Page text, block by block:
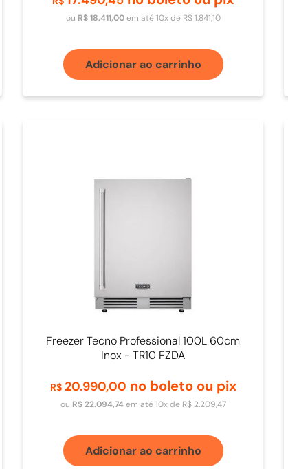
ou R$ 18.411,00em até10x de R$ 1.841,10
Adicionar ao carrinho
Freezer Tecno Professional 100L 60cm
Inox - TR10 FZDA
R$ 20.990,00 no boleto ou pix
ou R$ 22.094,74em até10x de R$ 2.209,47
Adicionar ao carrinho